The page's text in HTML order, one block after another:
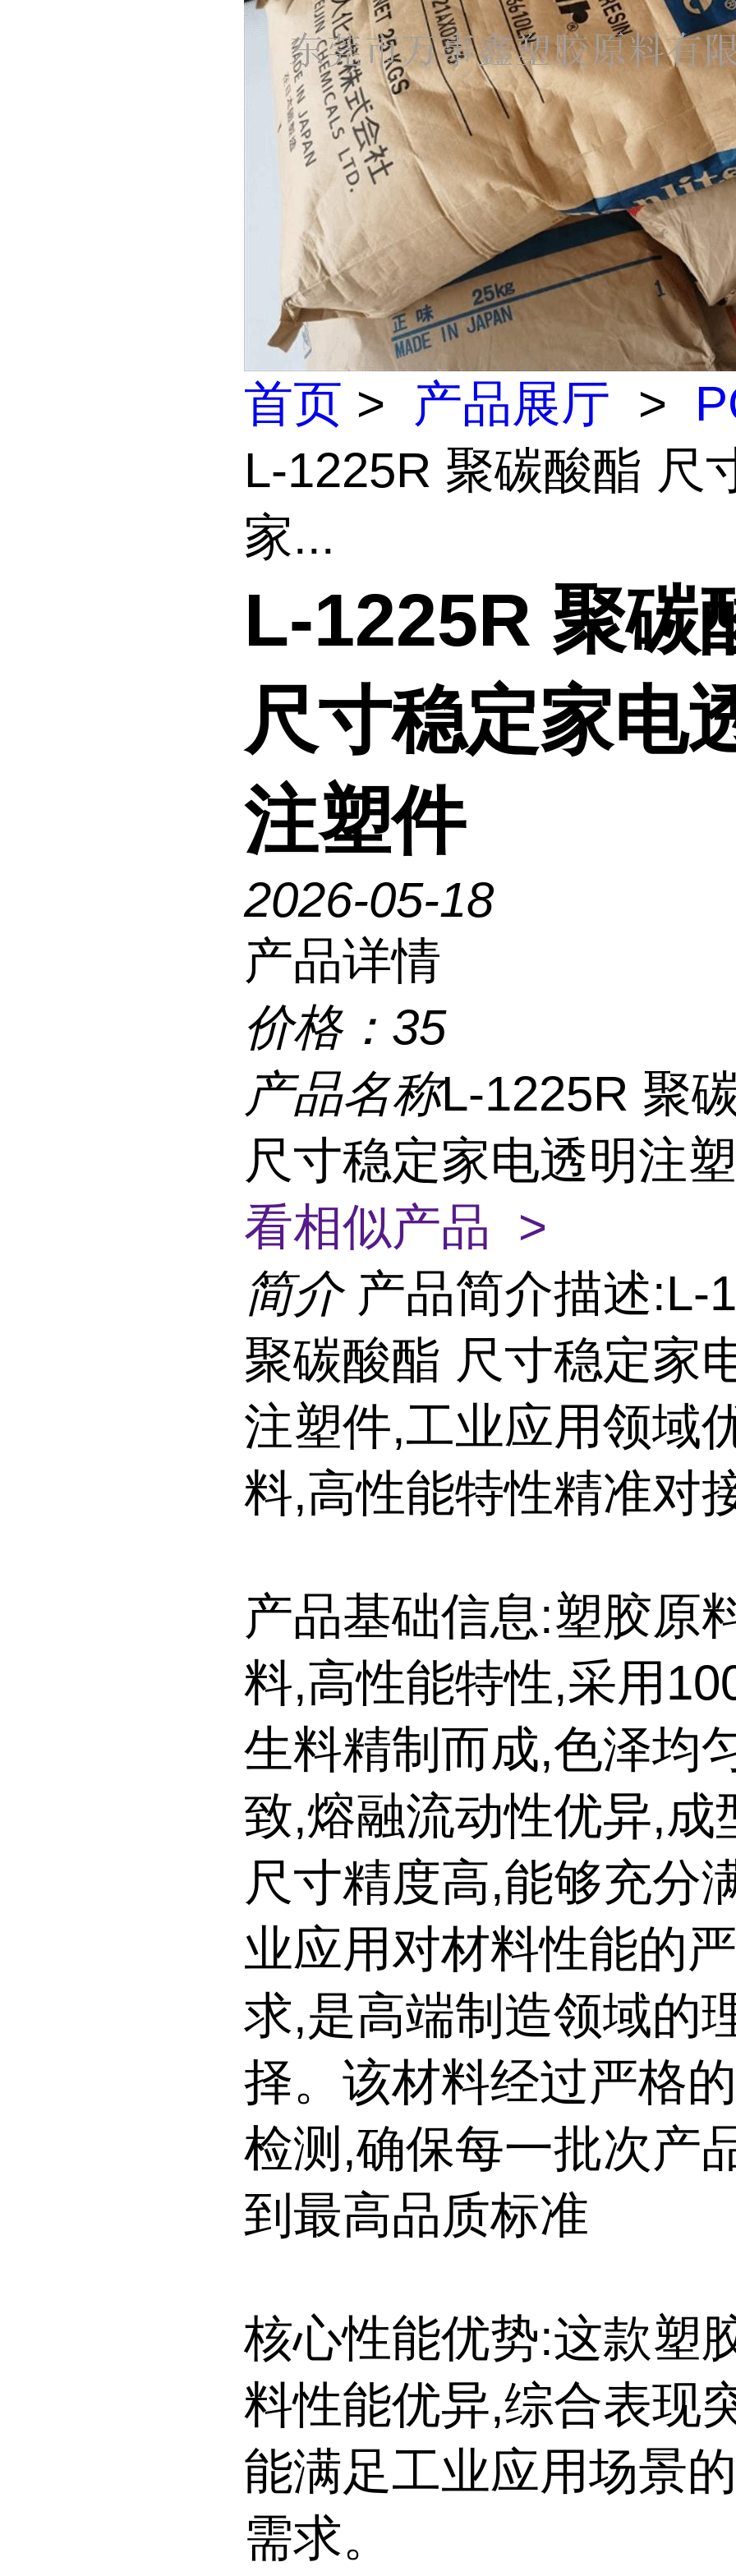
首页 > 产品展厅 >
L-1225R 聚碳酸酯 尺
家...
L-1225R 聚碳
尺寸稳定家电
注塑件
2026-05-18
产品详情
价格： 35
产品名称L-1225R 聚
尺寸稳定家电透明注
看相似产品 >
简介 产品简介描述:L-
聚碳酸酯 尺寸稳定家
注塑件,工业应用领域
料,高性能特性精准对
产品基础信息:塑胶原
料,高性能特性,采用
生料精制而成,色泽均
致,熔融流动性优异,成
尺寸精度高,能够充分
业应用对材料性能的
求,是高端制造领域的
择。该材料经过严格
检测,确保每一批次产
到最高品质标准
核心性能优势:这款塑
料性能优异,综合表现
能满足工业应用场景
需求。